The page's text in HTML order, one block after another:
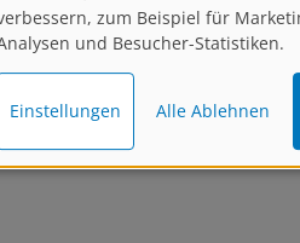
Zurück 1 2
und Besucher-Statistiken.